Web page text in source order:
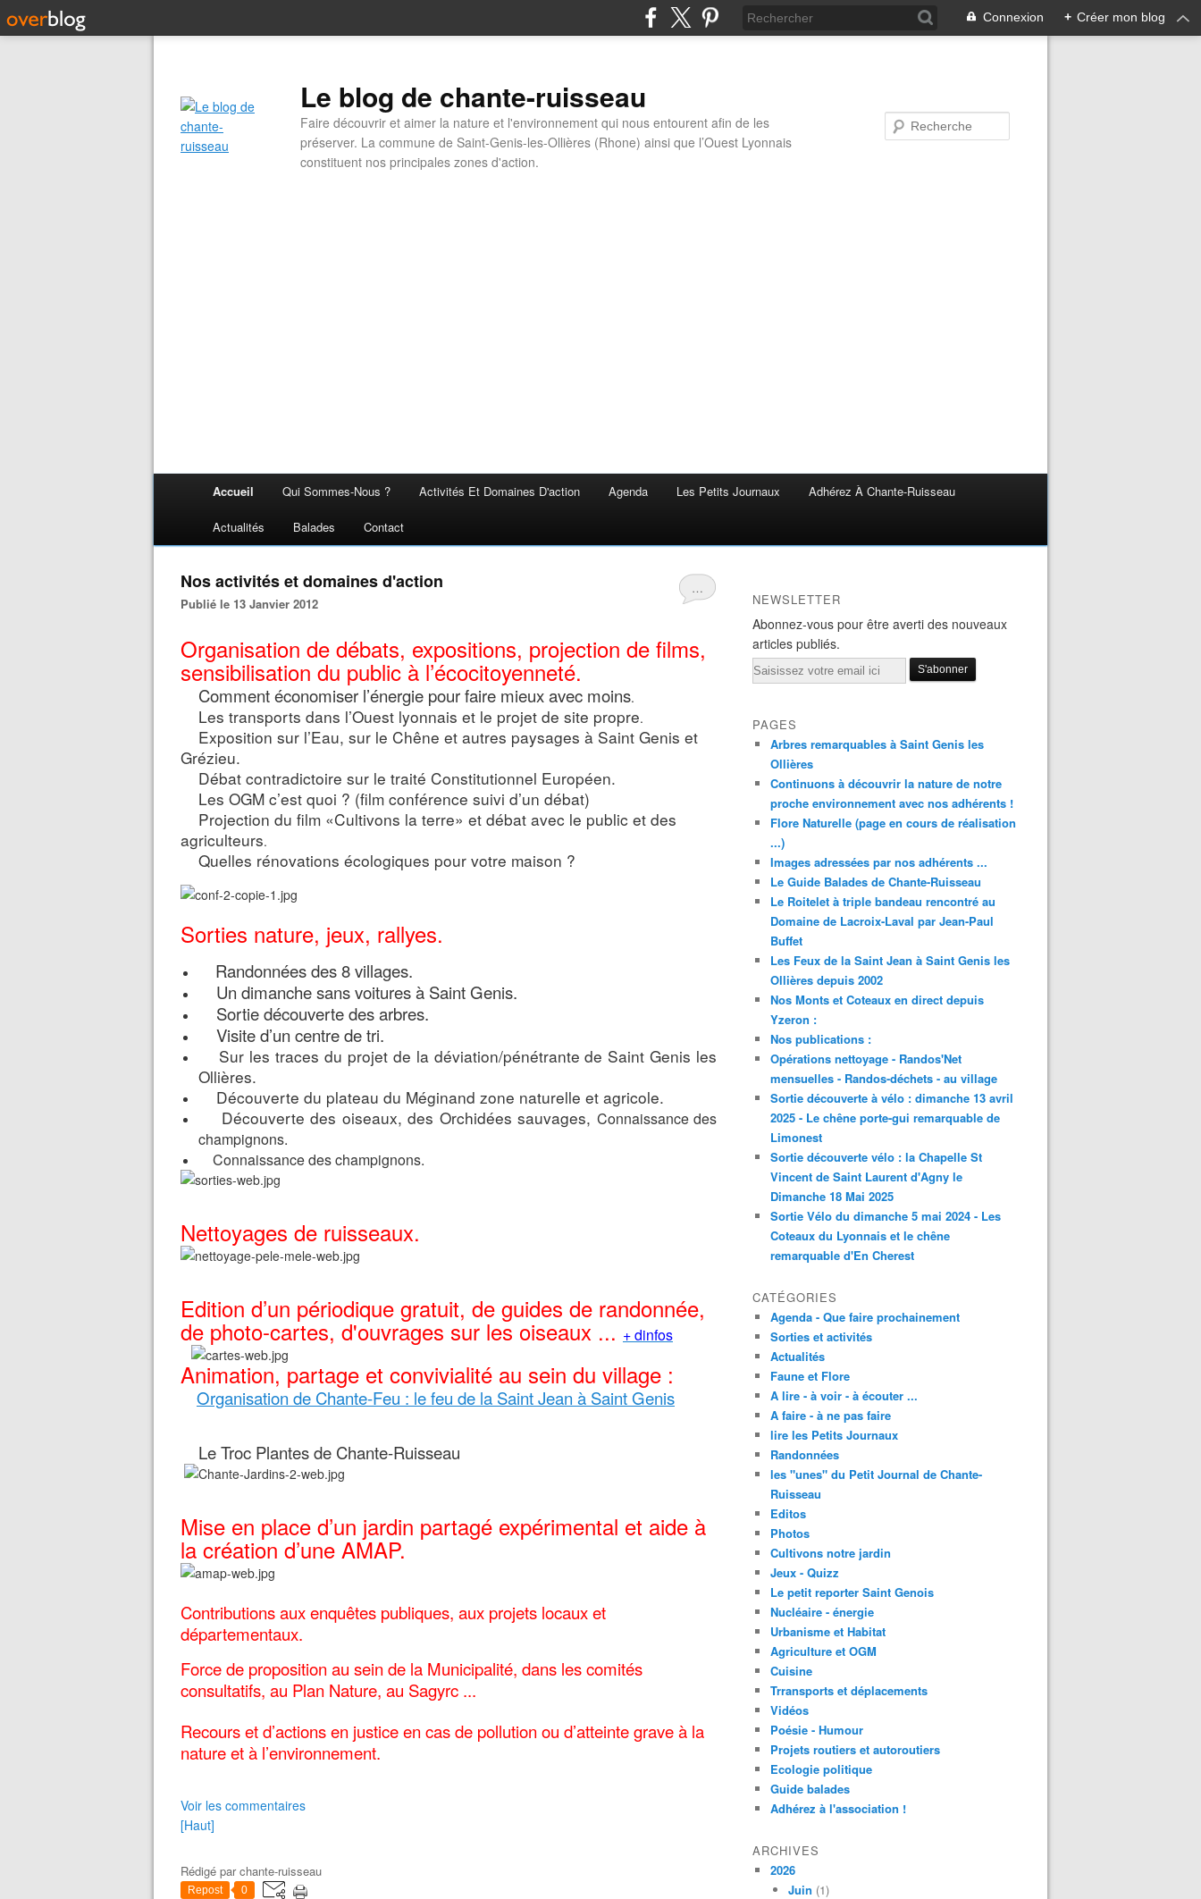
Connexion + Créer mon blog
Le blog de chante-ruisseau
Faire découvrir et aimer la nature et l'environnement qui nous entourent afin de les
préserver. La commune de Saint-Genis-les-Ollières (Rhone) ainsi que l’Ouest Lyonnais
constituent nos principales zones d'action.
Accueil Qui Sommes-Nous ? Activités Et Domaines D'action Agenda Les Petits Journaux Adhérez À Chante-Ruisseau
Actualités Balades Contact
…
Nos activités et domaines d'action
Publié le 13 Janvier 2012
Organisation de débats, expositions, projection de films,
sensibilisation du public à l’écocitoyenneté.
Comment économiser l’énergie pour faire mieux avec moins.
Les transports dans l’Ouest lyonnais et le projet de site propre.
Exposition sur l’Eau, sur le Chêne et autres paysages à Saint Genis et
Grézieu.
Débat contradictoire sur le traité Constitutionnel Européen.
Les OGM c’est quoi ? (film conférence suivi d’un débat)
Projection du film «Cultivons la terre» et débat avec le public et des
agriculteurs.
Quelles rénovations écologiques pour votre maison ?
Sorties nature, jeux, rallyes.
Randonnées des 8 villages.
Un dimanche sans voitures à Saint Genis.
Sortie découverte des arbres.
Visite d’un centre de tri.
Sur les traces du projet de la déviation/pénétrante de Saint Genis les
Ollières.
Découverte du plateau du Méginand zone naturelle et agricole.
Découverte des oiseaux, des Orchidées sauvages, Connaissance des
champignons.
Connaissance des champignons.
Nettoyages de ruisseaux.
Edition d’un périodique gratuit, de guides de randonnée,
de photo-cartes, d'ouvrages sur les oiseaux ... + dinfos
Animation, partage et convivialité au sein du village :
Organisation de Chante-Feu : le feu de la Saint Jean à Saint Genis
Le Troc Plantes de Chante-Ruisseau
Mise en place d’un jardin partagé expérimental et aide à
la création d’une AMAP.
Contributions aux enquêtes publiques, aux projets locaux et
départementaux.
Force de proposition au sein de la Municipalité, dans les comités
consultatifs, au Plan Nature, au Sagyrc ...
Recours et d’actions en justice en cas de pollution ou d’atteinte grave à la
nature et à l’environnement.
Voir les commentaires
[Haut]
Rédigé parchante-ruisseau
Repost 0
NEWSLETTER
Abonnez-vous pour être averti des nouveaux
articles publiés.
Email
PAGES
Arbres remarquables à Saint Genis les
Ollières
Continuons à découvrir la nature de notre
proche environnement avec nos adhérents !
Flore Naturelle (page en cours de réalisation
...)
Images adressées par nos adhérents ...
Le Guide Balades de Chante-Ruisseau
Le Roitelet à triple bandeau rencontré au
Domaine de Lacroix-Laval par Jean-Paul
Buffet
Les Feux de la Saint Jean à Saint Genis les
Ollières depuis 2002
Nos Monts et Coteaux en direct depuis
Yzeron :
Nos publications :
Opérations nettoyage - Randos'Net
mensuelles - Randos-déchets - au village
Sortie découverte à vélo : dimanche 13 avril
2025 - Le chêne porte-gui remarquable de
Limonest
Sortie découverte vélo : la Chapelle St
Vincent de Saint Laurent d'Agny le
Dimanche 18 Mai 2025
Sortie Vélo du dimanche 5 mai 2024 - Les
Coteaux du Lyonnais et le chêne
remarquable d'En Cherest
CATÉGORIES
Agenda - Que faire prochainement
Sorties et activités
Actualités
Faune et Flore
A lire - à voir - à écouter ...
A faire - à ne pas faire
lire les Petits Journaux
Randonnées
les "unes" du Petit Journal de Chante-
Ruisseau
Editos
Photos
Cultivons notre jardin
Jeux - Quizz
Le petit reporter Saint Genois
Nucléaire - énergie
Urbanisme et Habitat
Agriculture et OGM
Cuisine
Trransports et déplacements
Vidéos
Poésie - Humour
Projets routiers et autoroutiers
Ecologie politique
Guide balades
Adhérez à l'association !
ARCHIVES
2026
Juin (1)